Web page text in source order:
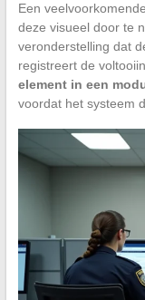
Een
deze visueel door te
veronderstelling dat
registreert de
element in een
voordat het systeem